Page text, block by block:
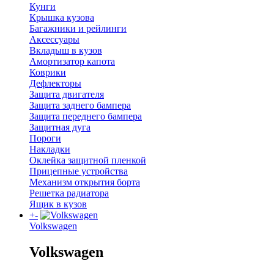
Кунги
Крышка кузова
Багажники и рейлинги
Аксессуары
Вкладыш в кузов
Амортизатор капота
Коврики
Дефлекторы
Защита двигателя
Защита заднего бампера
Защита переднего бампера
Защитная дуга
Пороги
Накладки
Оклейка защитной пленкой
Прицепные устройства
Механизм открытия борта
Решетка радиатора
Ящик в кузов
+-
Volkswagen
Volkswagen